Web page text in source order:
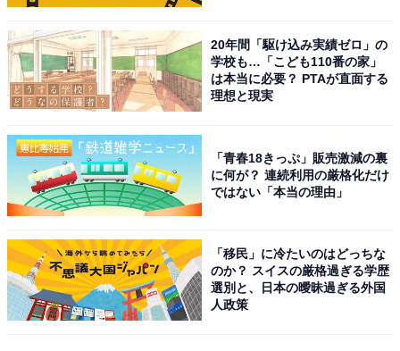
20年間「駆け込み実績ゼロ」の
学校も…「こども110番の家」
は本当に必要？ PTAが直面する
理想と現実
「青春18きっぷ」販売激減の裏
に何が？ 連続利用の厳格化だけ
ではない「本当の理由」
「移民」に冷たいのはどっちな
のか？ スイスの厳格過ぎる学歴
選別と、日本の曖昧過ぎる外国
人政策